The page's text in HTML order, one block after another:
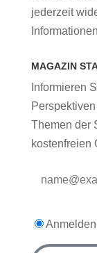
jederzeit
MAGAZIN
Informieren
Themen der
kostenfreien
Anmelden